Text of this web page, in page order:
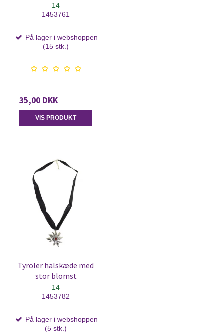
14
1453761
På lager i webshoppen
(15 stk.)
35,00 DKK
VIS PRODUKT
Tyroler halskæde med
stor blomst
14
1453782
På lager i webshoppen
(5 stk.)